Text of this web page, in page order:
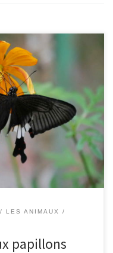
visiter une ferme aux
étaient noirs et blancs,
une très grande cage dans
vu toutes les étapes
LES ANIMAUX
papillons